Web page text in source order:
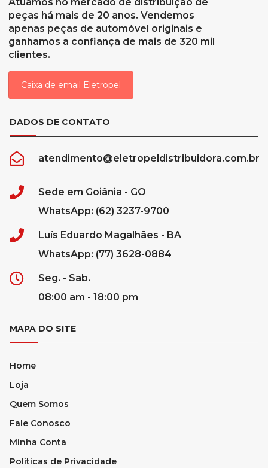
peças há mais de 20 anos. Vendemos
apenas peças de automóvel originais e
ganhamos a confiança de mais de 320 mil
clientes.
Caixa de email Eletropel
DADOS DE CONTATO
atendimento@eletropeldistribuidora.com.br
Sede em Goiânia - GO
WhatsApp: (62) 3237-9700
Luís Eduardo Magalhães - BA
WhatsApp: (77) 3628-0884
Seg. - Sab.
08:00 am - 18:00 pm
MAPA DO SITE
Home
Loja
Quem Somos
Fale Conosco
Minha Conta
Políticas de Privacidade